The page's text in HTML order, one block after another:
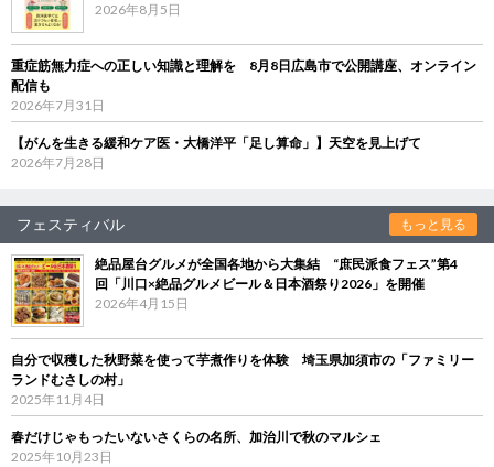
2026年8月5日
重症筋無力症への正しい知識と理解を 8月8日広島市で公開講座、オンライン
配信も
2026年7月31日
【がんを生きる緩和ケア医・大橋洋平「足し算命」】天空を見上げて
2026年7月28日
フェスティバル もっと見る
絶品屋台グルメが全国各地から大集結 “庶民派食フェス”第4
回「川口×絶品グルメビール＆日本酒祭り2026」を開催
2026年4月15日
自分で収穫した秋野菜を使って芋煮作りを体験 埼玉県加須市の「ファミリー
ランドむさしの村」
2025年11月4日
春だけじゃもったいないさくらの名所、加治川で秋のマルシェ
2025年10月23日